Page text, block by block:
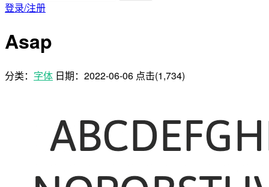
登录/注册
Asap
分类： 字体 日期： 2022-06-06 点击(1,734)